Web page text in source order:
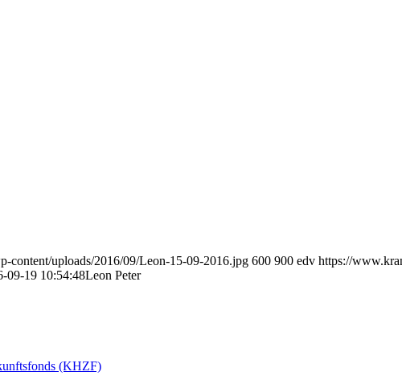
content/uploads/2016/09/Leon-15-09-2016.jpg 600 900 edv https://
09-19 10:54:48Leon Peter
(KHZF)